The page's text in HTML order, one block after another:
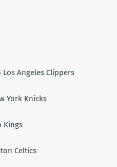
Los Angeles Clippers
York Knicks
Kings
Celtics